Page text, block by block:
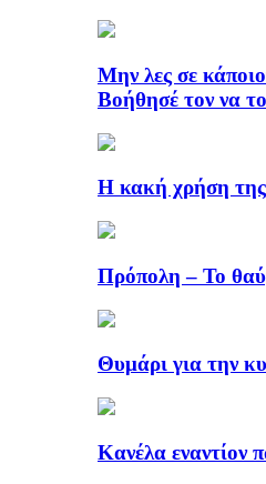
Μην λες σε
Βοήθησέ τον να
Η κακή χρήση
Πρόπολη – Το
Θυμάρι για την
Κανέλα εναντίον